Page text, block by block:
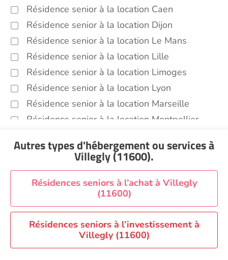
Résidence senior à la location Caen
Résidence senior à la location Dijon
Résidence senior à la location Le Mans
Résidence senior à la location Lille
Résidence senior à la location Limoges
Résidence senior à la location Lyon
Résidence senior à la location Marseille
Résidence senior à la location Montpellier
Résidence senior à la location Nantes
Résidence senior à la location Nîmes
Résidence senior à la location Orléans
Résidence senior à la location Perpignan
Résidence senior à la location Reims
Résidence senior à la location Rennes
Résidence senior à la location Strasbourg
Autres types d'hébergement ou servicesà
Villegly (11600).
Résidences seniors à l’achat à Villegly
(11600)
Résidences seniors à l’investissement à
Villegly (11600)